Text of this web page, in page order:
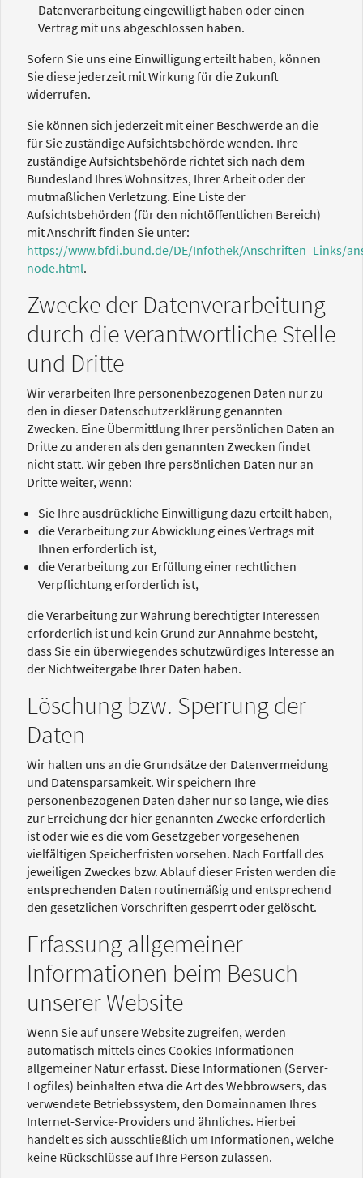
Datenverarbeitung eingewilligt haben oder einen
Vertrag mit uns abgeschlossen haben.
Sofern Sie uns eine Einwilligung erteilt haben, können
Sie diese jederzeit mit Wirkung für die Zukunft
widerrufen.
Sie können sich jederzeit mit einer Beschwerde an die
für Sie zuständige Aufsichtsbehörde wenden. Ihre
zuständige Aufsichtsbehörde richtet sich nach dem
Bundesland Ihres Wohnsitzes, Ihrer Arbeit oder der
mutmaßlichen Verletzung. Eine Liste der
Aufsichtsbehörden (für den nichtöffentlichen Bereich)
mit Anschrift finden Sie unter:
https://www.bfdi.bund.de/DE/Infothek/Anschriften_Links/
node.html.
Zwecke der Datenverarbeitung
durch die verantwortliche Stelle
und Dritte
Wir verarbeiten Ihre personenbezogenen Daten nur zu
den in dieser Datenschutzerklärung genannten
Zwecken. Eine Übermittlung Ihrer persönlichen Daten an
Dritte zu anderen als den genannten Zwecken findet
nicht statt. Wir geben Ihre persönlichen Daten nur an
Dritte weiter, wenn:
Sie Ihre ausdrückliche Einwilligung dazu erteilt haben,
die Verarbeitung zur Abwicklung eines Vertrags mit
Ihnen erforderlich ist,
die Verarbeitung zur Erfüllung einer rechtlichen
Verpflichtung erforderlich ist,
die Verarbeitung zur Wahrung berechtigter Interessen
erforderlich ist und kein Grund zur Annahme besteht,
dass Sie ein überwiegendes schutzwürdiges Interesse an
der Nichtweitergabe Ihrer Daten haben.
Löschung bzw. Sperrung der
Daten
Wir halten uns an die Grundsätze der Datenvermeidung
und Datensparsamkeit. Wir speichern Ihre
personenbezogenen Daten daher nur so lange, wie dies
zur Erreichung der hier genannten Zwecke erforderlich
ist oder wie es die vom Gesetzgeber vorgesehenen
vielfältigen Speicherfristen vorsehen. Nach Fortfall des
jeweiligen Zweckes bzw. Ablauf dieser Fristen werden die
entsprechenden Daten routinemäßig und entsprechend
den gesetzlichen Vorschriften gesperrt oder gelöscht.
Erfassung allgemeiner
Informationen beim Besuch
unserer Website
Wenn Sie auf unsere Website zugreifen, werden
automatisch mittels eines Cookies Informationen
allgemeiner Natur erfasst. Diese Informationen (Server-
Logfiles) beinhalten etwa die Art des Webbrowsers, das
verwendete Betriebssystem, den Domainnamen Ihres
Internet-Service-Providers und ähnliches. Hierbei
handelt es sich ausschließlich um Informationen, welche
keine Rückschlüsse auf Ihre Person zulassen.